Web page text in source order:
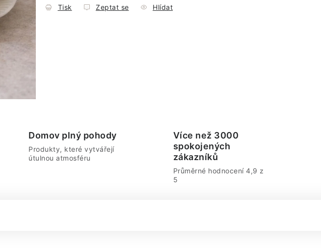
Tisk Zeptat se Hlídat
Domov plný pohody
Produkty, které vytvářejí
útulnou atmosféru
Více než 3000
spokojených
zákazníků
Průměrné hodnocení 4,9 z
5